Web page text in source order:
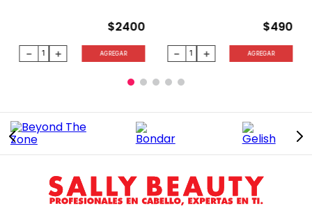
$2400
＋
－ AGREGAR
$490
＋
－ AGREGAR